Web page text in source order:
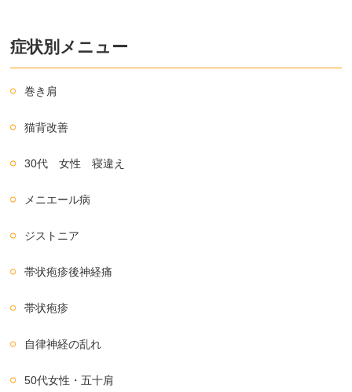
症状別メニュー
巻き肩
猫背改善
30代 女性 寝違え
メニエール病
ジストニア
帯状疱疹後神経痛
帯状疱疹
自律神経の乱れ
50代女性・五十肩